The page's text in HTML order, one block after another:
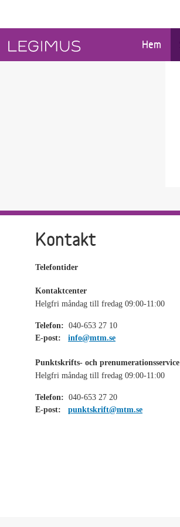
Hem
Kontakt
Telefontider
Kontaktcenter
Helgfri måndag till fredag 09:00-11:00
Telefon: 040-653 27 10
E-post:
info@mtm.se
Punktskrifts- och prenumerationsservice
Helgfri måndag till fredag 09:00-11:00
Telefon: 040-653 27 20
E-post:
punktskrift@mtm.se